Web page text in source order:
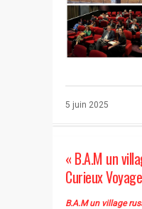
5 juin 2025
« B.A.M un
Curieux
B.A.M un village